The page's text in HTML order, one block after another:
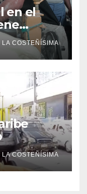
en el
LA COSTEÑÍSIMA
LA COSTEÑÍSIMA